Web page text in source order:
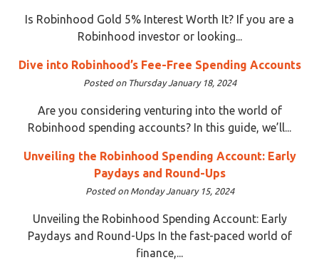
Is Robinhood Gold 5% Interest Worth It? If you are a
Robinhood investor or looking...
Dive into Robinhood’s Fee-Free Spending Accounts
Posted on Thursday January 18, 2024
Are you considering venturing into the world of
Robinhood spending accounts? In this guide, we’ll...
Unveiling the Robinhood Spending Account: Early
Paydays and Round-Ups
Posted on Monday January 15, 2024
Unveiling the Robinhood Spending Account: Early
Paydays and Round-Ups In the fast-paced world of
finance,...